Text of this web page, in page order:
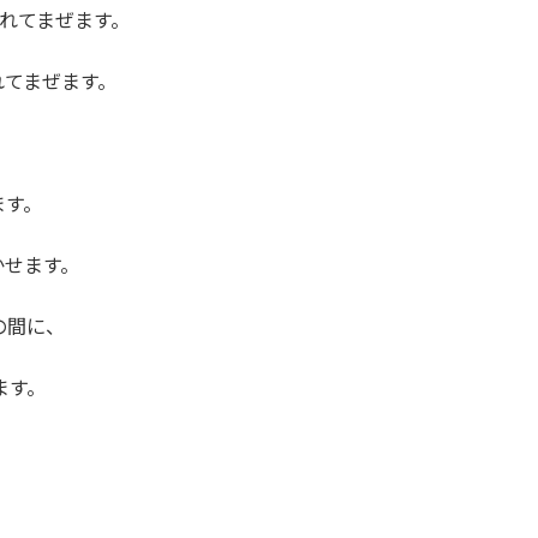
まぜます。
まぜます。
。
ます。
に、
。